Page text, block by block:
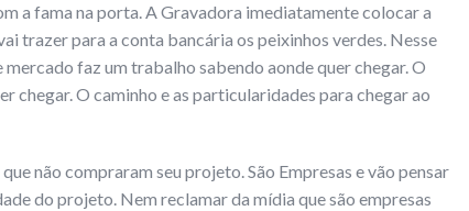
a fama na porta. A Gravadora imediatamente colocar a
trazer para a conta bancária os peixinhos verdes. Nesse
faz um trabalho sabendo aonde quer chegar. O
chegar. O caminho e as particularidades para chegar ao
não compraram seu projeto. São Empresas e vão pensar
do projeto. Nem reclamar da mídia que são empresas